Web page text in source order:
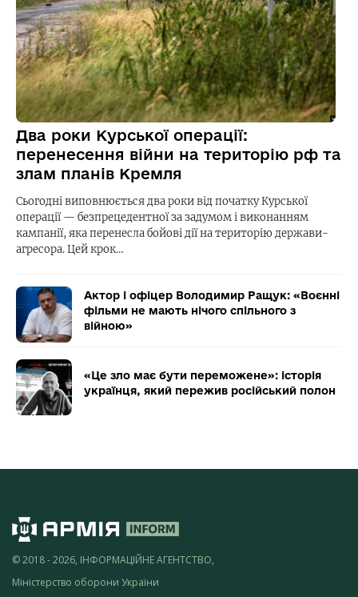
Два роки Курської операції:
перенесення війни на територію рф та
злам планів Кремля
Сьогодні виповнюється два роки від початку Курської
операції — безпрецедентної за задумом і виконанням
кампанії, яка перенесла бойові дії на територію держави-
агресора. Цей крок…
Актор і офіцер Володимир Ращук: «Воєнні
фільми не мають нічого спільного з
війною»
«Це зло має бути переможене»: історія
українця, який пережив російський полон
© 2018 - 2026, ІНФОРМАЦІЙНЕ АГЕНТСТВО,
Міністерство оборони України